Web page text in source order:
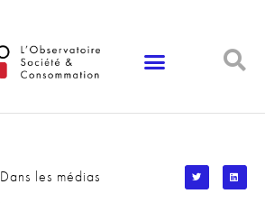
Dans les médias